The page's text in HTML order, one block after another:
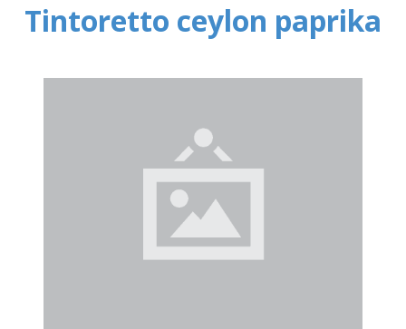
Tintoretto ceylon paprika